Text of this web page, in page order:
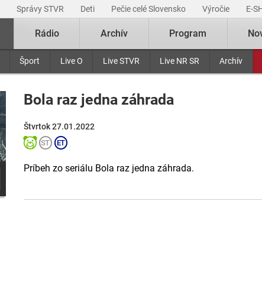
Správy STVR Deti Pečie celé Slovensko Výročie E-
Šport Live O Live STVR Live NR SR Archív
Rádio Archív Program
Bola raz jedna záhrada
Štvrtok 27.01.2022
Príbeh zo seriálu Bola raz jedna záhrada.